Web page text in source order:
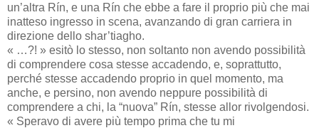
un’altra Rín, e una Rín che ebbe a fare il proprio più che mai
inatteso ingresso in scena, avanzando di gran carriera in
direzione dello shar’tiagho.
« …?! » esitò lo stesso, non soltanto non avendo possibilità
di comprendere cosa stesse accadendo, e, soprattutto,
perché stesse accadendo proprio in quel momento, ma
anche, e persino, non avendo neppure possibilità di
comprendere a chi, la “nuova” Rín, stesse allor rivolgendosi.
« Speravo di avere più tempo prima che tu mi